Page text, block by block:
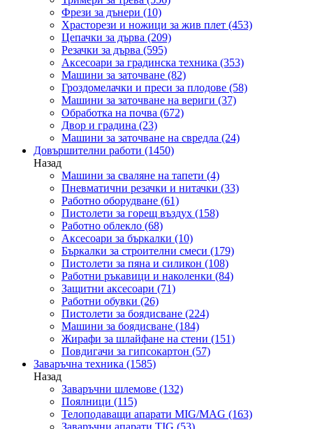
Фрези за дънери (10)
Храсторези и ножици за жив плет (453)
Цепачки за дърва (209)
Резачки за дърва (595)
Аксесоари за градинска техника (353)
Машини за заточване (82)
Гроздомелачки и преси за плодове (58)
Машини за заточване на вериги (37)
Обработка на почва (672)
Двор и градина (23)
Машини за заточване на свредла (24)
Довършителни работи (1450)
Назад
Машини за сваляне на тапети (4)
Пневматични резачки и нитачки (33)
Работно оборудване (61)
Пистолети за горещ въздух (158)
Работно облекло (68)
Аксесоари за бъркалки (10)
Бъркалки за строителни смеси (179)
Пистолети за пяна и силикон (108)
Работни ръкавици и наколенки (84)
Защитни аксесоари (71)
Работни обувки (26)
Пистолети за боядисване (224)
Машини за боядисване (184)
Жирафи за шлайфане на стени (151)
Повдигачи за гипсокартон (57)
Заваръчна техника (1585)
Назад
Заваръчни шлемове (132)
Поялници (115)
Телоподаващи апарати MIG/MAG (163)
Заваръчни апарати TIG (53)